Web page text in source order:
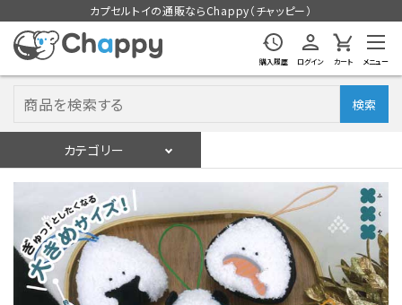
カプセルトイの通販ならChappy（チャッピー）
購入履歴 ログイン カート メニュー
検索
カテゴリー
ログイン
入荷スケジュールをチェック
カプセルトイマシン本体